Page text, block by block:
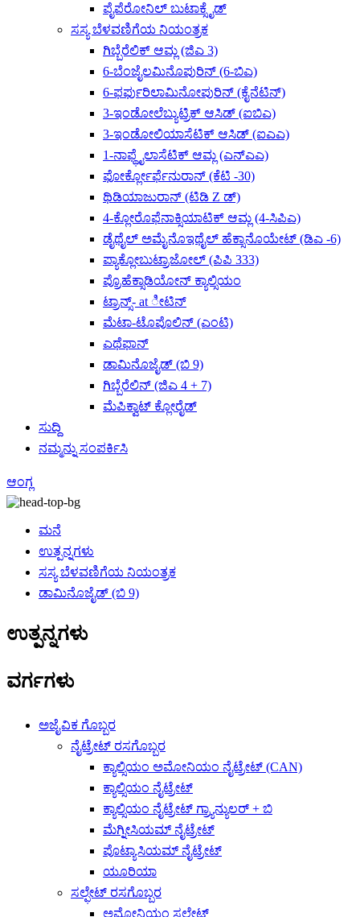
ಪೈಪೆರೋನಿಲ್ ಬುಟಾಕ್ಸೈಡ್
ಸಸ್ಯ ಬೆಳವಣಿಗೆಯ ನಿಯಂತ್ರಕ
ಗಿಬ್ಬೆರೆಲಿಕ್ ಆಮ್ಲ (ಜಿಎ 3)
6-ಬೆಂಜೈಲಮಿನೊಪುರಿನ್ (6-ಬಿಎ)
6-ಫರ್ಫುರಿಲಾಮಿನೋಪುರಿನ್ (ಕೈನೆಟಿನ್)
3-ಇಂಡೋಲೆಬ್ಯುಟ್ರಿಕ್ ಆಸಿಡ್ (ಐಬಿಎ)
3-ಇಂಡೋಲಿಯಾಸೆಟಿಕ್ ಆಸಿಡ್ (ಐಎಎ)
1-ನಾಫ್ಥೈಲಾಸೆಟಿಕ್ ಆಮ್ಲ (ಎನ್‌ಎಎ)
ಫೋರ್ಕ್ಲೋರ್ಫೆನುರಾನ್ (ಕೆಟಿ -30)
ಥಿಡಿಯಾಜುರಾನ್ (ಟಿಡಿ Z ಡ್)
4-ಕ್ಲೋರೊಫೆನಾಕ್ಸಿಯಾಟಿಕ್ ಆಮ್ಲ (4-ಸಿಪಿಎ)
ಡೈಥೈಲ್ ಅಮೈನೊಇಥೈಲ್ ಹೆಕ್ಸಾನೊಯೇಟ್ (ಡಿಎ -6)
ಪ್ಯಾಕ್ಲೋಬುಟ್ರಾಜೋಲ್ (ಪಿಪಿ 333)
ಪ್ರೊಹೆಕ್ಸಾಡಿಯೋನ್ ಕ್ಯಾಲ್ಸಿಯಂ
ಟ್ರಾನ್ಸ್- at ೀಟಿನ್
ಮೆಟಾ-ಟೊಪೊಲಿನ್ (ಎಂಟಿ)
ಎಥೆಫಾನ್
ಡಾಮಿನೊಜೈಡ್ (ಬಿ 9)
ಗಿಬ್ಬೆರೆಲಿನ್ (ಜಿಎ 4 + 7)
ಮೆಪಿಕ್ವಾಟ್ ಕ್ಲೋರೈಡ್
ಸುದ್ದಿ
ನಮ್ಮನ್ನು ಸಂಪರ್ಕಿಸಿ
ಆಂಗ್ಲ
ಮನೆ
ಉತ್ಪನ್ನಗಳು
ಸಸ್ಯ ಬೆಳವಣಿಗೆಯ ನಿಯಂತ್ರಕ
ಡಾಮಿನೊಜೈಡ್ (ಬಿ 9)
ಉತ್ಪನ್ನಗಳು
ವರ್ಗಗಳು
ಅಜೈವಿಕ ಗೊಬ್ಬರ
ನೈಟ್ರೇಟ್ ರಸಗೊಬ್ಬರ
ಕ್ಯಾಲ್ಸಿಯಂ ಅಮೋನಿಯಂ ನೈಟ್ರೇಟ್ (CAN)
ಕ್ಯಾಲ್ಸಿಯಂ ನೈಟ್ರೇಟ್
ಕ್ಯಾಲ್ಸಿಯಂ ನೈಟ್ರೇಟ್ ಗ್ರ್ಯಾನ್ಯುಲರ್ + ಬಿ
ಮೆಗ್ನೀಸಿಯಮ್ ನೈಟ್ರೇಟ್
ಪೊಟ್ಯಾಸಿಯಮ್ ನೈಟ್ರೇಟ್
ಯೂರಿಯಾ
ಸಲ್ಫೇಟ್ ರಸಗೊಬ್ಬರ
ಅಮೋನಿಯಂ ಸಲ್ಫೇಟ್